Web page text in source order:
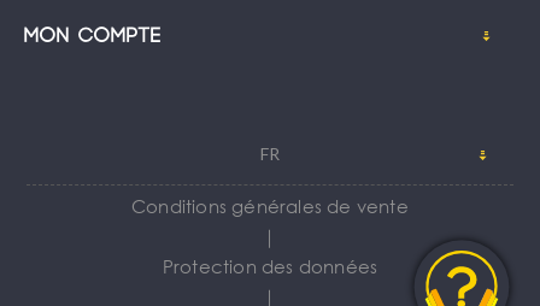
Mon compte
FR
Conditions générales de vente
｜
Protection des données
｜